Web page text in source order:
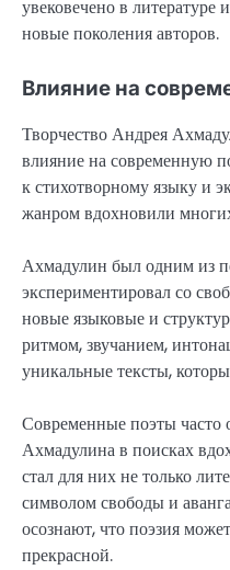
увековечено в литературе
новые поколения авторов.
Влияние на
Творчество Андрея
влияние на современную
к стихотворному языку и
жанром вдохновили
Ахмадулин был одним из
экспериментировал со
новые языковые и
ритмом, звучанием,
уникальные тексты,
Современные поэты часто
Ахмадулина в поисках
стал для них не только
символом свободы и
осознают, что поэзия
прекрасной.